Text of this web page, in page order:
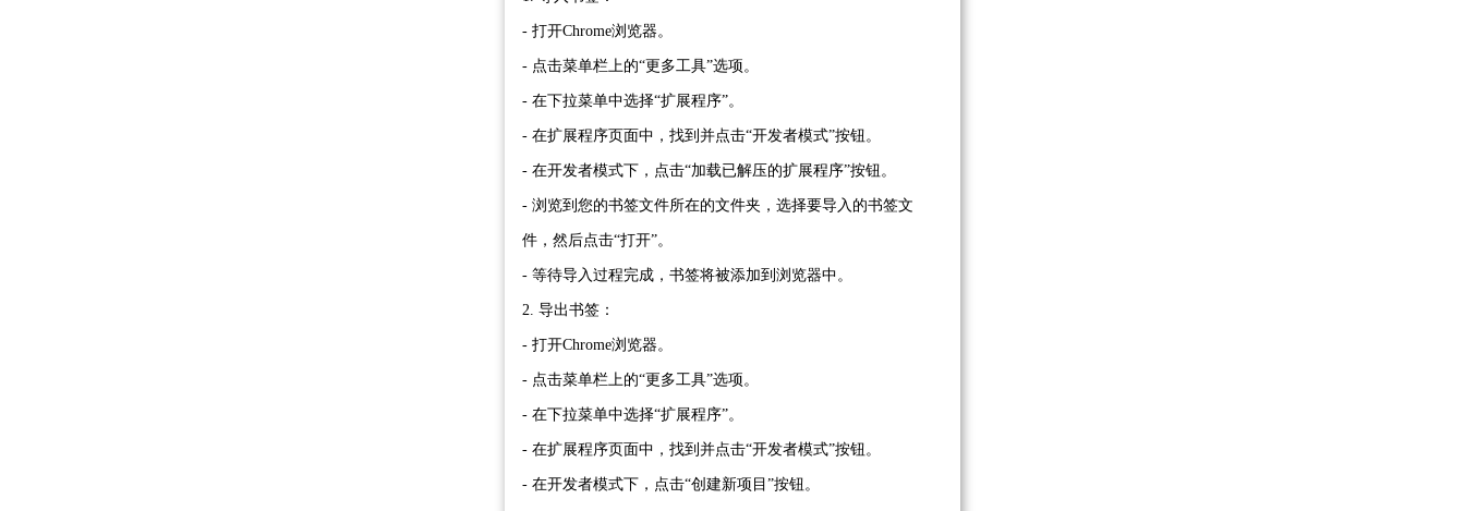
- 打开Chrome浏览器。
- 点击菜单栏上的“更多工具”选项。
- 在下拉菜单中选择“扩展程序”。
- 在扩展程序页面中，找到并点击“开发者模式”按钮。
- 在开发者模式下，点击“加载已解压的扩展程序”按钮。
- 浏览到您的书签文件所在的文件夹，选择要导入的书签文
件，然后点击“打开”。
- 等待导入过程完成，书签将被添加到浏览器中。
2. 导出书签：
- 打开Chrome浏览器。
- 点击菜单栏上的“更多工具”选项。
- 在下拉菜单中选择“扩展程序”。
- 在扩展程序页面中，找到并点击“开发者模式”按钮。
- 在开发者模式下，点击“创建新项目”按钮。